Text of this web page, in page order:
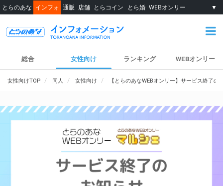
とらのあな インフォ 通販 店舗 とらコイン とら婚 WEBオンリー ▼
総合 女性向け ランキング WEBオンリー
女性向けTOP 同人 女性向け 【とらのあなWEBオンリー】サービス終了の